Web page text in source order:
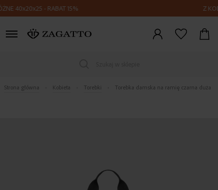
- RABAT 15% Z KODEM
Strona główna Kobieta Torebki Torebka damska na ramię czarna duża